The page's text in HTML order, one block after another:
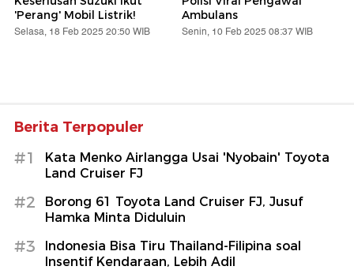
'Perang' Mobil Listrik!
Selasa, 18 Feb 2025 20:50 WIB
Ambulans
Senin, 10 Feb 2025 08:37 WIB
Berita Terpopuler
#1
Kata Menko Airlangga Usai 'Nyobain' Toyota
Land Cruiser FJ
#2
Borong 61 Toyota Land Cruiser FJ, Jusuf
Hamka Minta Diduluin
#3
Indonesia Bisa Tiru Thailand-Filipina soal
Insentif Kendaraan, Lebih Adil